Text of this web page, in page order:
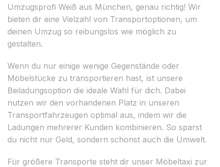
Umzugsprofi Weiß aus München, genau richtig! Wir
bieten dir eine Vielzahl von Transportoptionen, um
deinen Umzug so reibungslos wie möglich zu
gestalten.
Wenn du nur einige wenige Gegenstände oder
Möbelstücke zu transportieren hast, ist unsere
Beiladungsoption die ideale Wahl für dich. Dabei
nutzen wir den vorhandenen Platz in unseren
Transportfahrzeugen optimal aus, indem wir die
Ladungen mehrerer Kunden kombinieren. So sparst
du nicht nur Geld, sondern schonst auch die Umwelt.
Für größere Transporte steht dir unser Möbeltaxi zur